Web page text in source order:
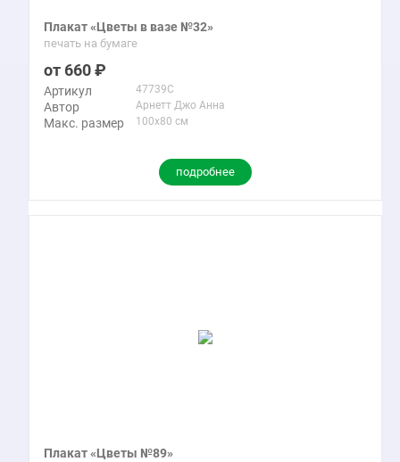
Плакат «Цветы в вазе №32»
печать на бумаге
660
Артикул 47739C
Автор Арнетт Джо Анна
Макс. размер 100x80 см
подробнее
Плакат «Цветы №89»